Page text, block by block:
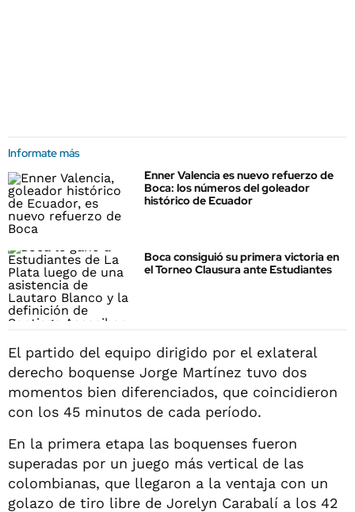
Informate más
Enner Valencia es nuevo refuerzo de
Boca: los números del goleador
histórico de Ecuador
Boca consiguió su primera victoria en
el Torneo Clausura ante Estudiantes
El partido del equipo dirigido por el exlateral
derecho boquense Jorge Martínez tuvo dos
momentos bien diferenciados, que coincidieron
con los 45 minutos de cada período.
En la primera etapa las boquenses fueron
superadas por un juego más vertical de las
colombianas, que llegaron a la ventaja con un
golazo de tiro libre de Jorelyn Carabalí a los 42